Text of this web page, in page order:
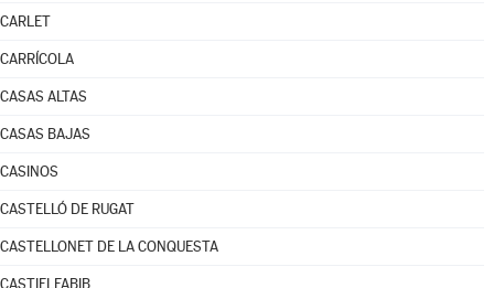
CARLET
CARRÍCOLA
CASAS ALTAS
CASAS BAJAS
CASINOS
CASTELLÓ DE RUGAT
CASTELLONET DE LA CONQUESTA
CASTIELFABIB